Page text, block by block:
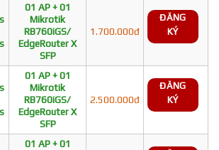
01 AP + 01
Mikrotik
RB760iGS/
EdgeRouter X
SFP
1.700.000đ
ĐĂNG
KÝ
01 AP + 01
Mikrotik
RB760iGS/
EdgeRouter X
SFP
2.500.000đ
ĐĂNG
KÝ
01 AP + 01